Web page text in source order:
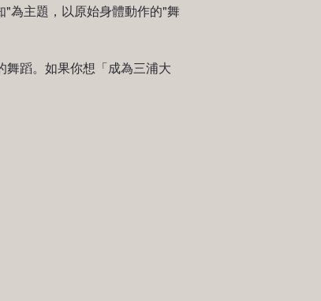
"為主題，以原始身體動作的"舞
蹈。如果你想「成為三浦大